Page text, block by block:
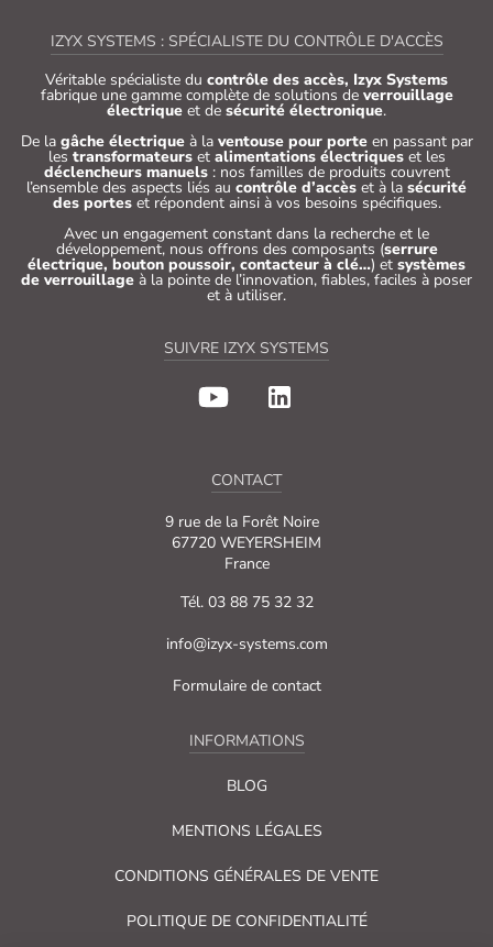
IZYX SYSTEMS : SPÉCIALISTE DU CONTRÔLE D'ACCÈS
Véritable spécialiste du contrôle des accès, Izyx Systems
fabrique une gamme complète de solutions de verrouillage
électrique et de sécurité électronique.
De la gâche électriqueà la ventouse pour porteen passant par
les transformateurset alimentations électriqueset les
déclencheurs manuels: nos familles de produits couvrent
l’ensemble des aspects liés au contrôle d’accès et à la sécurité
des porteset répondent ainsi à vos besoins spécifiques.
Avec un engagement constant dans la recherche et le
développement, nous offrons des composants (serrure
électrique, bouton poussoir, contacteur à clé…) et systèmes
de verrouillage à la pointe de l’innovation, fiables, faciles à poser
et à utiliser.
SUIVRE IZYX SYSTEMS
CONTACT
9 rue de la Forêt Noire
67720 WEYERSHEIM
France
Tél. 03 88 75 32 32
info@izyx-systems.com
Formulaire de contact
INFORMATIONS
BLOG
MENTIONS LÉGALES
CONDITIONS GÉNÉRALES DE VENTE
POLITIQUE DE CONFIDENTIALITÉ